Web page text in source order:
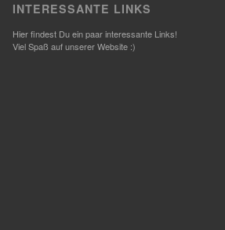
INTERESSANTE LINKS
Hier findest Du ein paar interessante Links!
Viel Spaß auf unserer Website :)